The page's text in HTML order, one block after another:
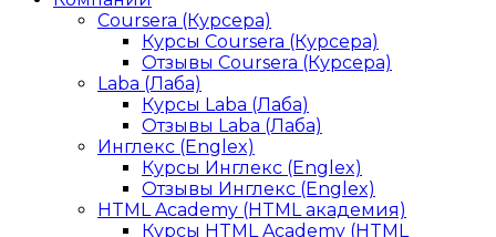
Coursera (Курсера)
Курсы Coursera (Курсера)
Отзывы Coursera (Курсера)
Laba (Лаба)
Курсы Laba (Лаба)
Отзывы Laba (Лаба)
Инглекс (Englex)
Курсы Инглекс (Englex)
Отзывы Инглекс (Englex)
HTML Academy (HTML академия)
Курсы HTML Academy (HTML